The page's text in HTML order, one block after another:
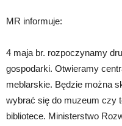
MR informuje:
4 maja br. rozpoczynamy
gospodarki. Otwieramy
meblarskie. Będzie można
wybrać się do muzeum czy
bibliotece. Ministerstwo